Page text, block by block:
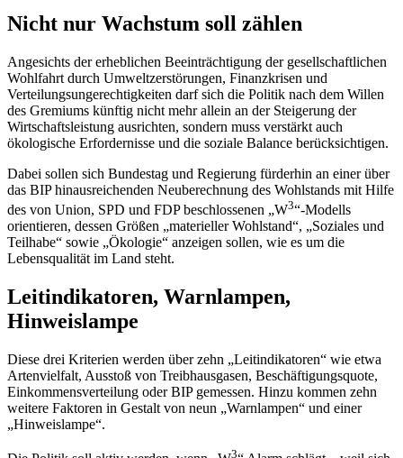
Nicht nur Wachstum soll zählen
Angesichts der erheblichen Beeinträchtigung der gesellschaftlichen
Wohlfahrt durch Umweltzerstörungen, Finanzkrisen und
Verteilungsungerechtigkeiten darf sich die Politik nach dem Willen
des Gremiums künftig nicht mehr allein an der Steigerung der
Wirtschaftsleistung ausrichten, sondern muss verstärkt auch
ökologische Erfordernisse und die soziale Balance berücksichtigen.
Dabei sollen sich Bundestag und Regierung fürderhin an einer über
das BIP hinausreichenden Neuberechnung des Wohlstands mit Hilfe
des von Union, SPD und FDP beschlossenen „W3“-Modells
orientieren, dessen Größen „materieller Wohlstand“, „Soziales und
Teilhabe“ sowie „Ökologie“ anzeigen sollen, wie es um die
Lebensqualität im Land steht.
Leitindikatoren, Warnlampen,
Hinweislampe
Diese drei Kriterien werden über zehn „Leitindikatoren“ wie etwa
Artenvielfalt, Ausstoß von Treibhausgasen, Beschäftigungsquote,
Einkommensverteilung oder BIP gemessen. Hinzu kommen zehn
weitere Faktoren in Gestalt von neun „Warnlampen“ und einer
„Hinweislampe“.
3